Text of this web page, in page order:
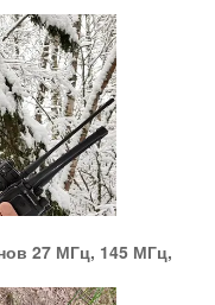
27 МГц, 145 МГц,